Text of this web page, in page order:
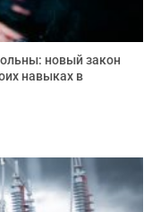
новый закон
навыках в